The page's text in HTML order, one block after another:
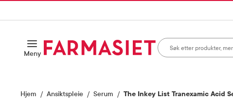
INNHOLD
MenyÅpne
Søk i apotek
Hjem Ansiktspleie Serum The Inkey List Tranexamic Acid